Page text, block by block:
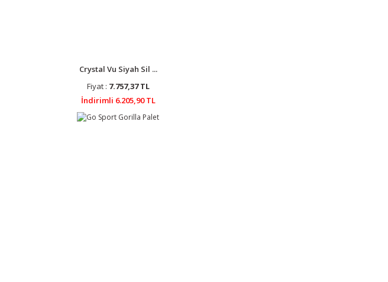
Crystal Vu Siyah Sil ...
Fiyat : 7.757,37 TL
İndirimli 6.205,90 TL